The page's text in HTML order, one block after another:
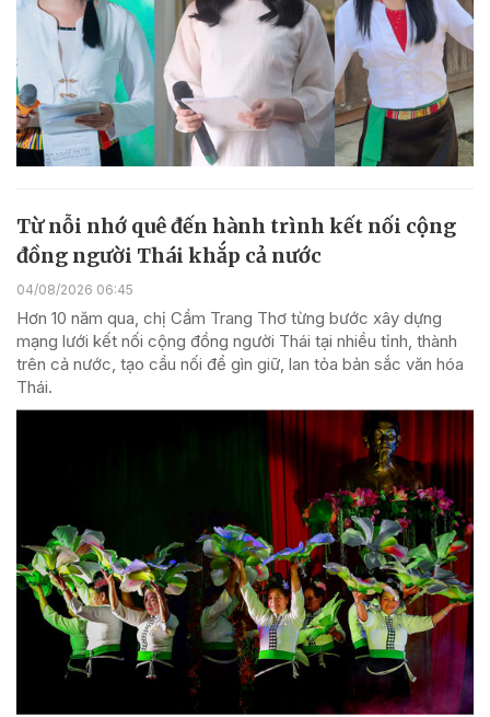
Từ nỗi nhớ quê đến hành trình kết nối cộng
đồng người Thái khắp cả nước
04/08/2026 06:45
Hơn 10 năm qua, chị Cầm Trang Thơ từng bước xây dựng
mạng lưới kết nối cộng đồng người Thái tại nhiều tỉnh, thành
trên cả nước, tạo cầu nối để gìn giữ, lan tỏa bản sắc văn hóa
Thái.